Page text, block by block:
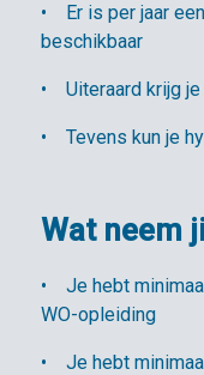
• Er is per jaar
beschikbaar
• Uiteraard krijg
• Tevens kun je
Wat neem
• Je hebt
WO-opleiding
• Je hebt